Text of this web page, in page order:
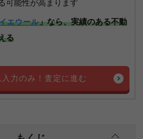
可能性が高まります
エウール」なら、実績のある不動
る
入力のみ！査定に進む